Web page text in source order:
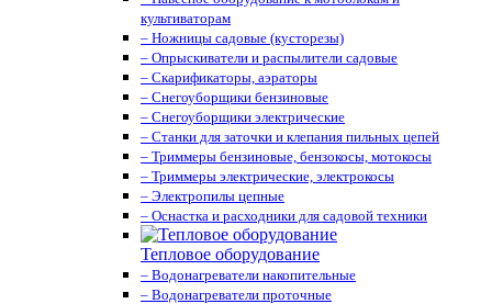
культиваторам
– Ножницы садовые (кусторезы)
– Опрыскиватели и распылители садовые
– Скарификаторы, аэраторы
– Снегоуборщики бензиновые
– Снегоуборщики электрические
– Станки для заточки и клепания пильных цепей
– Триммеры бензиновые, бензокосы, мотокосы
– Триммеры электрические, электрокосы
– Электропилы цепные
– Оснастка и расходники для садовой техники
Тепловое оборудование
– Водонагреватели накопительные
– Водонагреватели проточные